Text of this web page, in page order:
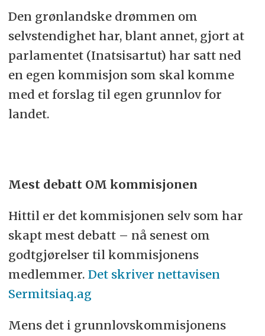
Den grønlandske drømmen om
selvstendighet har, blant annet, gjort at
parlamentet (Inatsisartut) har satt ned
en egen kommisjon som skal komme
med et forslag til egen grunnlov for
landet.
Mest debatt OM kommisjonen
Hittil er det kommisjonen selv som har
skapt mest debatt – nå senest om
godtgjørelser til kommisjonens
medlemmer. Det skriver nettavisen
Sermitsiaq.ag
Mens det i grunnlovskommisjonens